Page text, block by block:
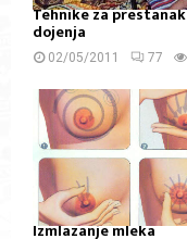
Tehnike za prestanak
dojenja
02/05/2011 77
Izmlazanje mleka